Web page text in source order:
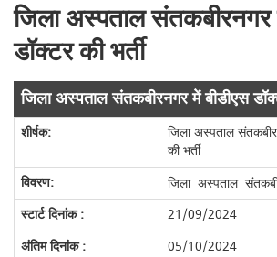
जिला अस्पताल संतकबीरनगर
डॉक्टर की भर्ती
जिला अस्पताल संतकबीरनगर में बीडीएस
जिला अस्पताल
की भर्ती
जिला अस्पताल
21/09/2024
05/10/2024